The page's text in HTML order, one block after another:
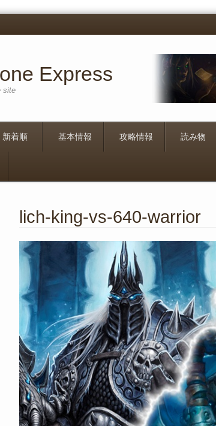
Express
site
新着順 基本情報 攻略情報 読み物
lich-king-vs-640-warrior